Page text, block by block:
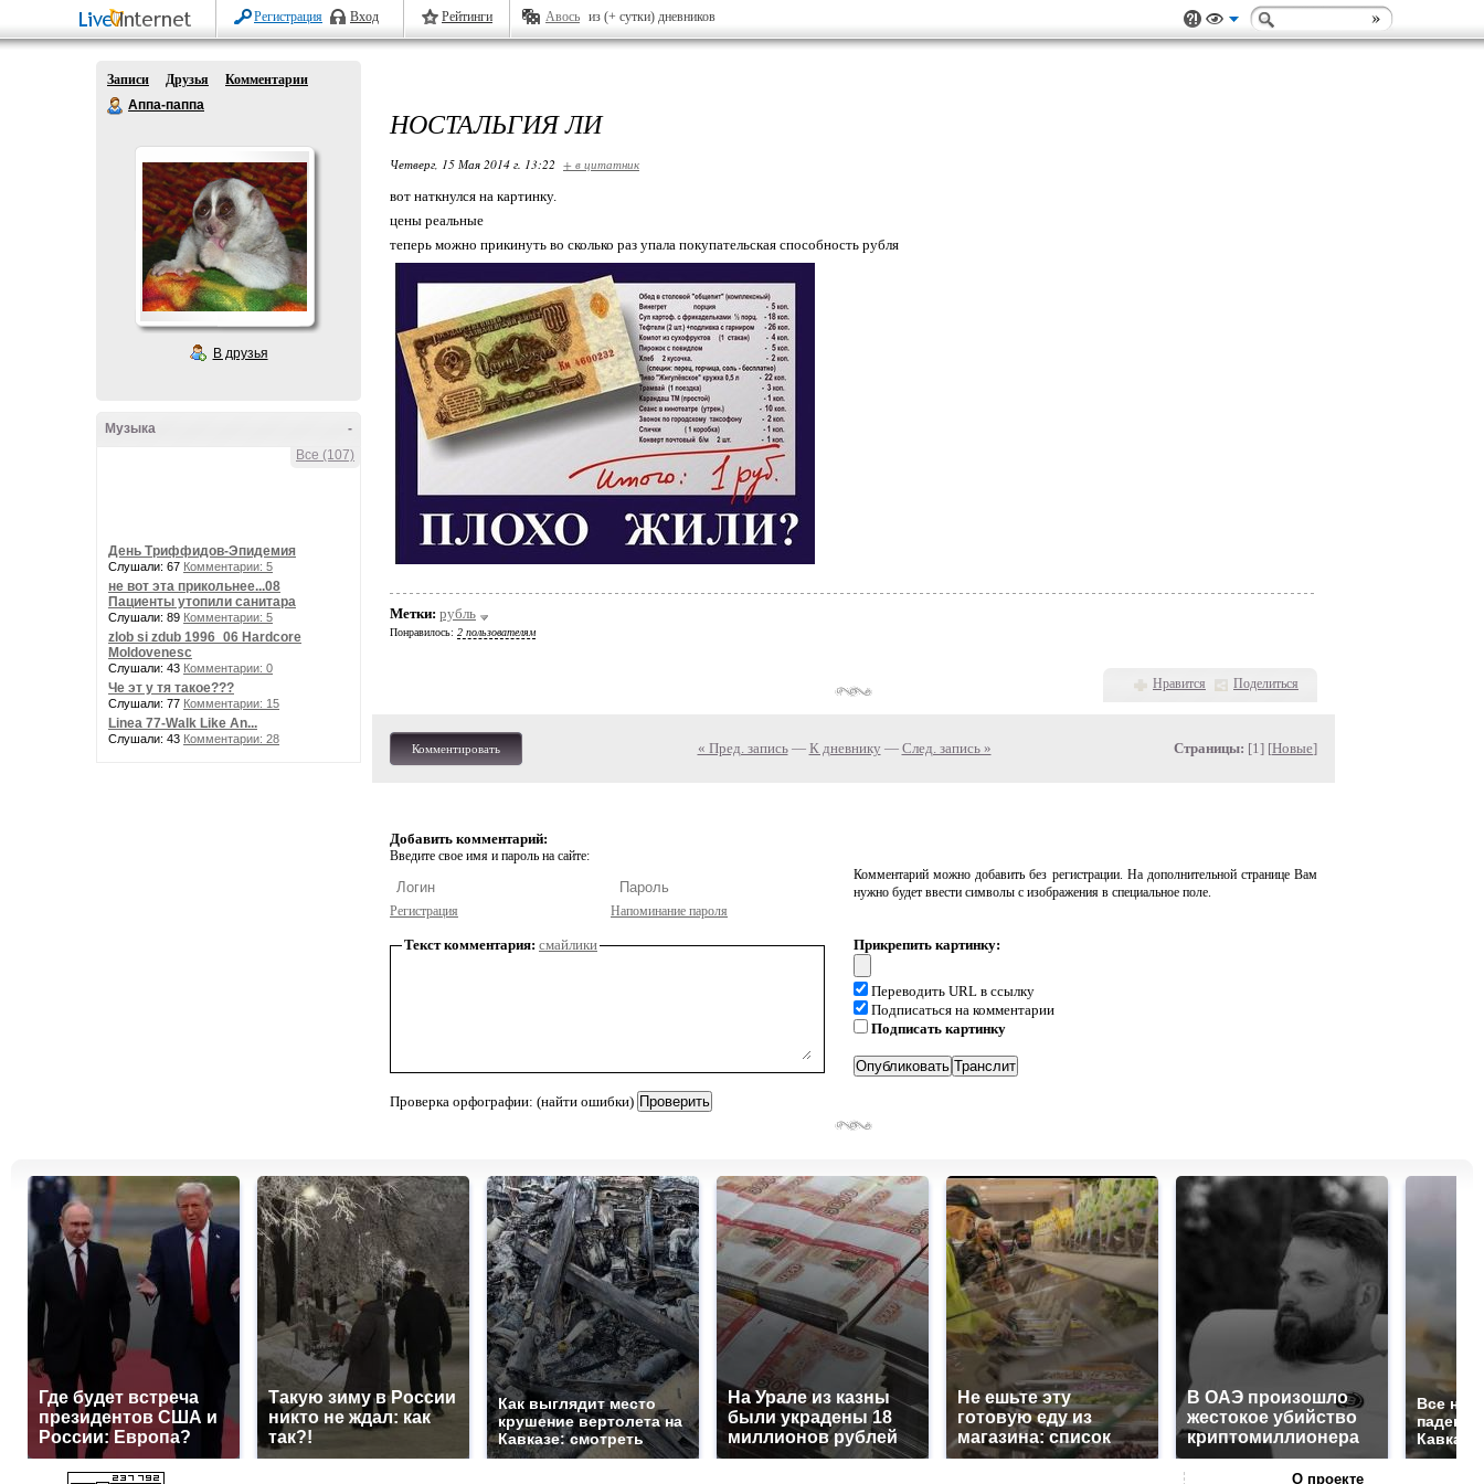
Регистрация Вход Рейтинги Авось из (+ сутки) дневников
Записи Друзья
Комментарии
Аппа-паппа
В друзья
-
Музыка
Все (107)
День Триффидов-Эпидемия
Слушали: 67 Комментарии: 5
не вот эта прикольнее...08
Пациенты утопили санитара
Слушали: 89 Комментарии: 5
zlob si zdub 1996_06 Hardcore
Moldovenesc
Слушали: 43 Комментарии: 0
Че эт у тя такое???
Слушали: 77 Комментарии: 15
Linea 77-Walk Like An...
Слушали: 43 Комментарии: 28
НОСТАЛЬГИЯ ЛИ
Четверг, 15 Мая 2014 г. 13:22 + в цитатник
вот наткнулся на картинку.
цены реальные
теперь можно прикинуть во сколько раз упала покупательская способность рубля
Метки: рубль
Понравилось: 2 пользователям
Нравится Поделиться
Комментировать « Пред. запись— К дневнику — След. запись » Страницы: [1] [Новые]
Добавить комментарий:
Введите свое имя и пароль на сайте:
Регистрация Напоминание пароля
Комментарий можно добавить без регистрации. На дополнительной странице Вам
нужно будет ввести символы с изображения в специальное поле.
Текст комментария: смайлики
Проверка орфографии: (найти ошибки)
Прикрепить картинку:
Переводить URL в ссылку
Подписаться на комментарии
Подписать картинку
Где будет встреча
президентов США и
России: Европа?
Такую зиму в России
никто не ждал: как
так?!
Как выглядит место
крушение вертолета на
Кавказе: смотреть
На Урале из казны
были украдены 18
миллионов рублей
Не ешьте эту
готовую еду из
магазина: список
В ОАЭ произошло
жестокое убийство
криптомиллионера
Все
О проекте